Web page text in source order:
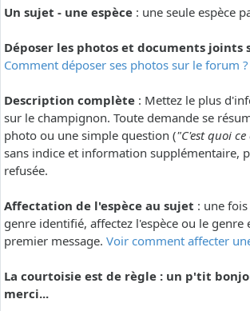
Un sujet - une espèce : une seule espèce
Déposer les photos et documents joints
Comment déposer ses photos sur le forum ?
Description complète : Mettez le plus
sur le champignon. Toute demande se
photo ou une simple question ("C'est quoi
sans indice et information supplémentaire,
refusée.
Affectation de l'espèce au sujet : une
genre identifié, affectez l'espèce ou le genre
premier message. Voir comment affecter
La courtoisie est de règle : un p'tit
merci...